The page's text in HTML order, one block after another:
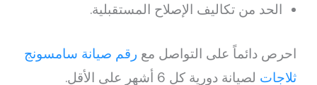
الحد من تكاليف الإصلاح المستقبلية.
احرص دائماً على التواصل مع رقم صيانة سامسونج
ثلاجات لصيانة دورية كل 6 أشهر على الأقل.